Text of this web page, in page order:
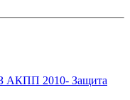
АКПП 2010- Защита